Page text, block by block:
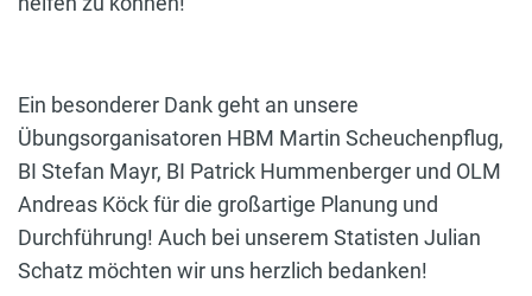
Ein besonderer Dank geht an unsere
Übungsorganisatoren HBM Martin Scheuchenpflug,
BI Stefan Mayr, BI Patrick Hummenberger und OLM
Andreas Köck für die großartige Planung und
Durchführung! Auch bei unserem Statisten Julian
Schatz möchten wir uns herzlich bedanken!